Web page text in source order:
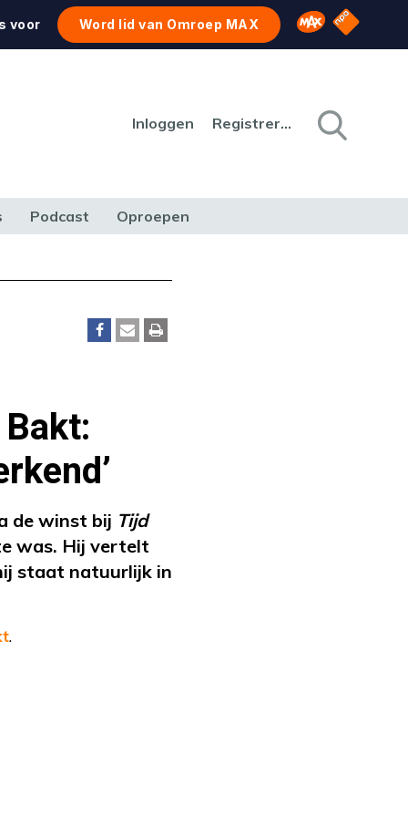
voor Word lid van Omroep MAX Omroep MAX
NPO
Inloggen Registreren
Podcast Oproepen
de winst bij Tijd
was. Hij vertelt
staat natuurlijk in
.